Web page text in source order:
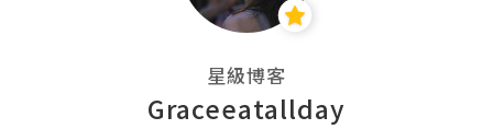
星級博客
Graceeatallday